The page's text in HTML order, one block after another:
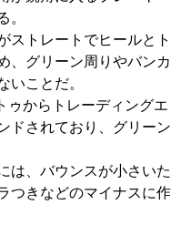
。
ストレートでヒールとト
、グリーン周りやバンカ
いことだ。
ゥからトレーディングエ
ドされており、グリーン
は、バウンスが小さいた
つきなどのマイナスに作